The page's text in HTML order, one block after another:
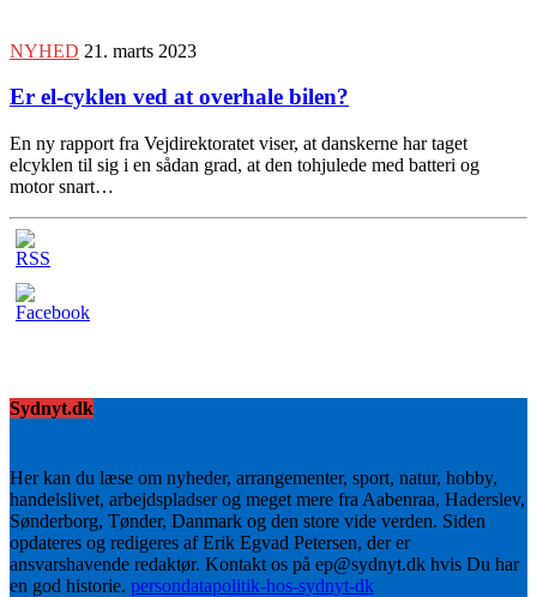
NYHED 21. marts 2023
Er el-cyklen ved at overhale bilen?
En ny rapport fra Vejdirektoratet viser, at danskerne har taget
elcyklen til sig i en sådan grad, at den tohjulede med batteri og
motor snart…
Sydnyt.dk
Her kan du læse om nyheder, arrangementer, sport, natur, hobby,
handelslivet, arbejdspladser og meget mere fra Aabenraa, Haderslev,
Sønderborg, Tønder, Danmark og den store vide verden. Siden
opdateres og redigeres af Erik Egvad Petersen, der er
ansvarshavende redaktør. Kontakt os på ep@sydnyt.dk hvis Du har
en god historie. persondatapolitik-hos-sydnyt-dk